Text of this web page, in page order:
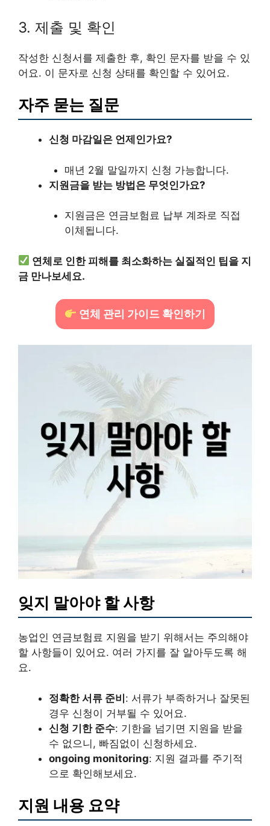
3. 제출 및 확인
작성한 신청서를 제출한 후, 확인 문자를 받을 수 있
어요. 이 문자로 신청 상태를 확인할 수 있어요.
자주 묻는 질문
신청 마감일은 언제인가요?
매년 2월 말일까지 신청 가능합니다.
지원금을 받는 방법은 무엇인가요?
지원금은 연금보험료 납부 계좌로 직접
이체됩니다.
연체로 인한 피해를 최소화하는 실질적인 팁을 지
금 만나보세요.
연체 관리 가이드 확인하기
잊지 말아야 할 사항
농업인 연금보험료 지원을 받기 위해서는 주의해야
할 사항들이 있어요. 여러 가지를 잘 알아두도록 해
요.
정확한 서류 준비: 서류가 부족하거나 잘못된
경우 신청이 거부될 수 있어요.
신청 기한 준수: 기한을 넘기면 지원을 받을
수 없으니, 빠짐없이 신청하세요.
ongoing monitoring: 지원 결과를 주기적
으로 확인해보세요.
지원 내용 요약